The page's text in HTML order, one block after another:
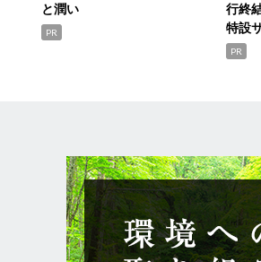
と潤い
PR
行終
特設
PR